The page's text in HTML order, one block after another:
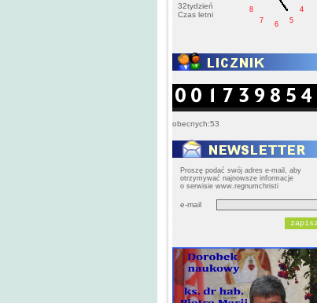
32tydzień
Czas letni
4
5
6
7
8
obecnych:53
Proszę podać swój adres e-mail, aby
otrzymywać najnowsze informacje
o serwisie www.regnumchristi
e-mail